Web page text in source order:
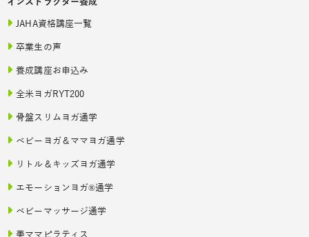
JAHA資格講座一覧
卒業生の声
養成講座お申込み
全米ヨガRYT200
骨盤スリムヨガ通学
ベビーヨガ＆ママヨガ通学
リトル＆キッズヨガ通学
エモーションヨガ®通学
ベビーマッサージ通学
美ママピラティス